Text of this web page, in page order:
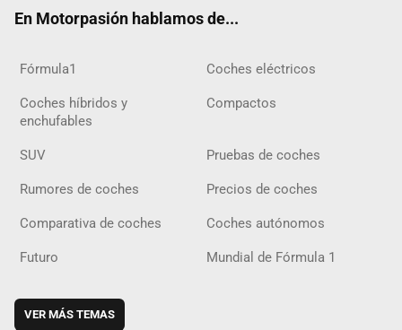
En Motorpasión hablamos de...
Fórmula1 Coches eléctricos
Coches híbridos y
enchufables
Compactos
SUV Pruebas de coches
Rumores de coches Precios de coches
Comparativa de coches Coches autónomos
Futuro Mundial de Fórmula 1
VER MÁS TEMAS